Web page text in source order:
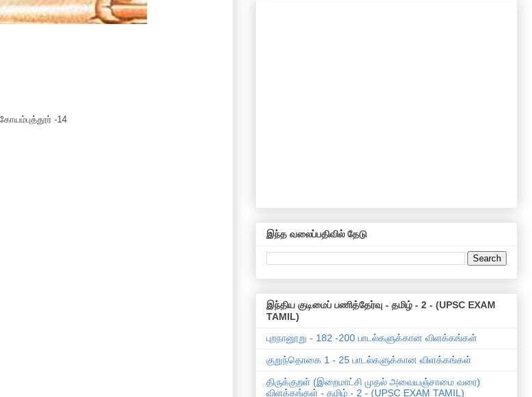
-14
இந்த வலைப்பதிவில் தேடு
இந்திய குடிமைப் பணித்தேர்வு - தமிழ் - 2 - (UPSC EXAM
TAMIL)
புறநானூறு - 182 -200 பாடல்களுக்கான விளக்கங்கள்
குறுந்தொகை 1 - 25 பாடல்களுக்கான விளக்கங்கள்
திருக்குறள் (இறைமாட்சி முதல் அவையஞ்சாமை வரை)
விளக்கங்கள் - தமிழ் - 2 - (UPSC EXAM TAMIL)